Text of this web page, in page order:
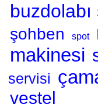
şohben spot
makinesi
servisi
vestel